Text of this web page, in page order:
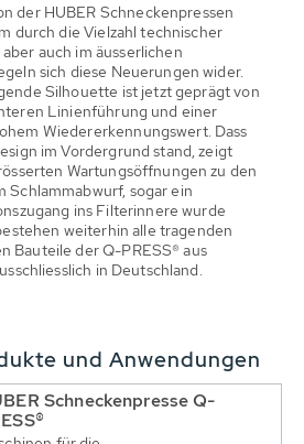
der HUBER Schneckenpressen
durch die Vielzahl technischer
auch im äusserlichen
sich diese Neuerungen wider.
Silhouette ist jetzt geprägt von
Linienführung und einer
Wiedererkennungswert. Dass
im Vordergrund stand, zeigt
Wartungsöffnungen zu den
Schlammabwurf, sogar ein
ins Filterinnere wurde
weiterhin alle tragenden
Bauteile der Q-PRESS® aus
in Deutschland.
und Anwendungen
Schneckenpresse Q-